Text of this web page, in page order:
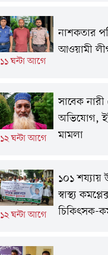
১১ ঘন্টা আগে
নাশকতার
আওয়ামী
১২ ঘন্টা আগে
সাবেক নারী
অভিযোগ,
মামলা
১২ ঘন্টা আগে
১০১ শয্যায়
স্বাস্থ্য
চিকিৎসক-